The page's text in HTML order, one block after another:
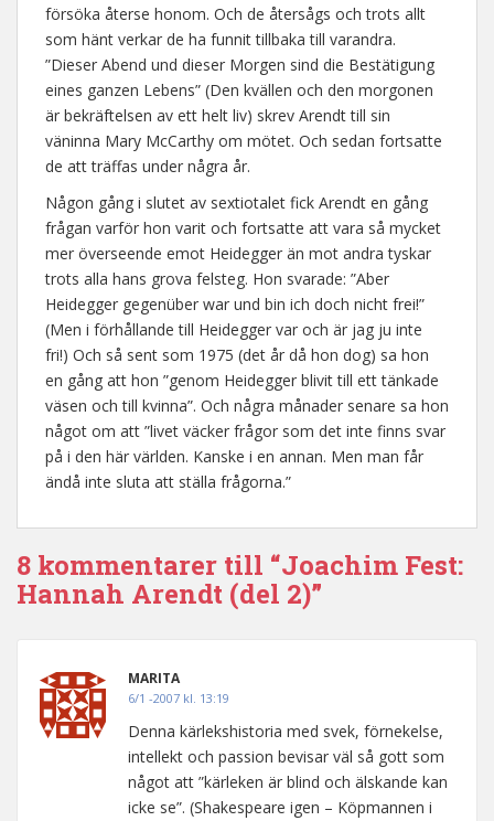
försöka återse honom. Och de återsågs och trots allt
som hänt verkar de ha funnit tillbaka till varandra.
”Dieser Abend und dieser Morgen sind die Bestätigung
eines ganzen Lebens” (Den kvällen och den morgonen
är bekräftelsen av ett helt liv) skrev Arendt till sin
väninna Mary McCarthy om mötet. Och sedan fortsatte
de att träffas under några år.
Någon gång i slutet av sextiotalet fick Arendt en gång
frågan varför hon varit och fortsatte att vara så mycket
mer överseende emot Heidegger än mot andra tyskar
trots alla hans grova felsteg. Hon svarade: ”Aber
Heidegger gegenüber war und bin ich doch nicht frei!”
(Men i förhållande till Heidegger var och är jag ju inte
fri!) Och så sent som 1975 (det år då hon dog) sa hon
en gång att hon ”genom Heidegger blivit till ett tänkade
väsen och till kvinna”. Och några månader senare sa hon
något om att ”livet väcker frågor som det inte finns svar
på i den här världen. Kanske i en annan. Men man får
ändå inte sluta att ställa frågorna.”
8 kommentarer till “Joachim Fest:
Hannah Arendt (del 2)”
MARITA
6/1 -2007 kl. 13:19
Denna kärlekshistoria med svek, förnekelse,
intellekt och passion bevisar väl så gott som
något att ”kärleken är blind och älskande kan
icke se”. (Shakespeare igen – Köpmannen i